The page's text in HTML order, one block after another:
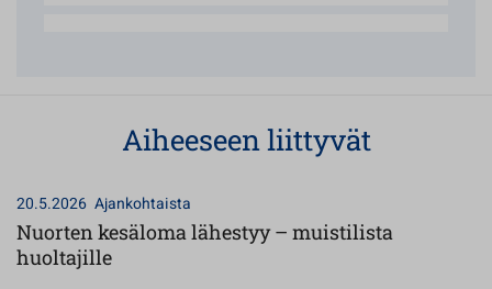
Aiheeseen liittyvät
20.5.2026 Ajankohtaista
Nuorten kesäloma lähestyy – muistilista
huoltajille